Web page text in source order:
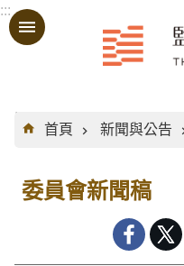
跳到主要內容區塊
:::
:::
首頁
新聞與公告
委員會新聞稿